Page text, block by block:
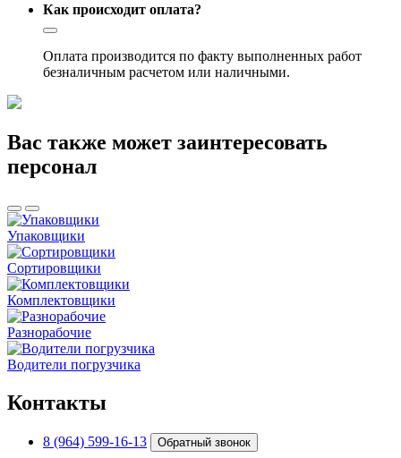
Как происходит оплата?
Оплата производится по факту выполненных работ
безналичным расчетом или наличными.
Вас также может заинтересовать
персонал
Упаковщики
Сортировщики
Комплектовщики
Разнорабочие
Водители погрузчика
Контакты
8 (964) 599-16-13 Обратный звонок